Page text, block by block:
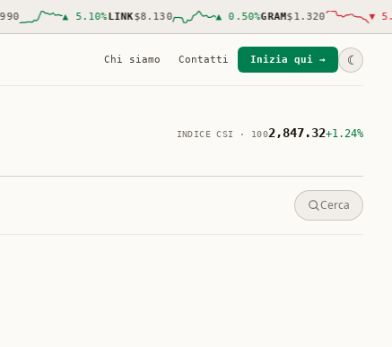
▲ 5.10% LINK$8.130 ▲ 0.50 %GRAM$1.320 ▼ 5.50
Chi siamo Contatti Inizia qui → ☾
INDICE CSI · 1002,847.32+1.24%
Cerca